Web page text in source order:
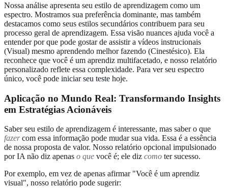
Nossa análise apresenta seu estilo de aprendizagem como um
espectro. Mostramos sua preferência dominante, mas também
destacamos como seus estilos secundários contribuem para seu
processo geral de aprendizagem. Essa visão nuances ajuda você a
entender por que pode gostar de assistir a vídeos instrucionais
(Visual) mesmo aprendendo melhor fazendo (Cinestésico). Ela
reconhece que você é um aprendiz multifacetado, e nosso relatório
personalizado reflete essa complexidade. Para ver seu espectro
único, você pode iniciar seu teste hoje.
Aplicação no Mundo Real: Transformando Insights
em Estratégias Acionáveis
Saber seu estilo de aprendizagem é interessante, mas saber o que
fazercom essa informação pode mudar sua vida. Essa é a essência
de nossa proposta de valor. Nosso relatório opcional impulsionado
por IA não diz apenas o que você é; ele diz como ter sucesso.
Por exemplo, em vez de apenas afirmar "Você é um aprendiz
visual", nosso relatório pode sugerir: